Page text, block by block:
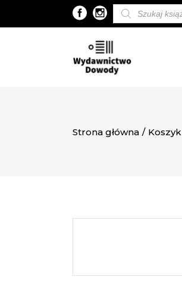
Wyszukiwarka
produktów
Strona główna / Koszyk